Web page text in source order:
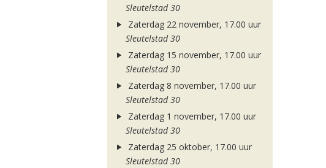
Sleutelstad 30
Zaterdag 22 november, 17.00 uur
Sleutelstad 30
Zaterdag 15 november, 17.00 uur
Sleutelstad 30
Zaterdag 8 november, 17.00 uur
Sleutelstad 30
Zaterdag 1 november, 17.00 uur
Sleutelstad 30
Zaterdag 25 oktober, 17.00 uur
Sleutelstad 30